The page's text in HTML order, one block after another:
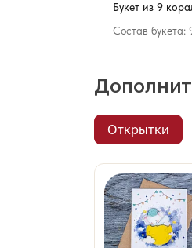
Букет из 9
Состав букета:
Открытки